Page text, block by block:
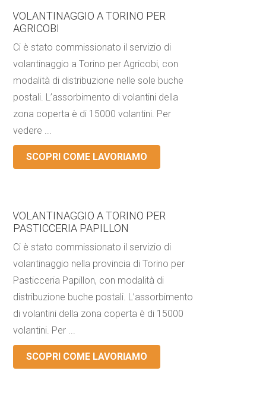
VOLANTINAGGIO A TORINO PER
AGRICOBI
Ci è stato commissionato il servizio di
volantinaggio a Torino per Agricobi, con
modalità di distribuzione nelle sole buche
postali. L’assorbimento di volantini della
zona coperta è di 15000 volantini. Per
vedere ...
SCOPRI COME LAVORIAMO
VOLANTINAGGIO A TORINO PER
PASTICCERIA PAPILLON
Ci è stato commissionato il servizio di
volantinaggio nella provincia di Torino per
Pasticceria Papillon, con modalità di
distribuzione buche postali. L’assorbimento
di volantini della zona coperta è di 15000
volantini. Per ...
SCOPRI COME LAVORIAMO